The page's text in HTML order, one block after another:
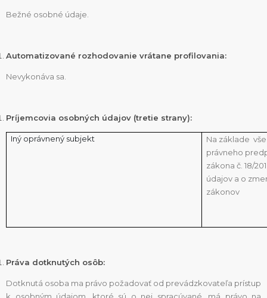
Bežné osobné údaje.
Automatizované rozhodovanie vrátane profilovania:
Nevykonáva sa.
Príjemcovia osobných údajov (tretie strany):
Iný oprávnený subjekt
Na základe
právneho
zákona č. 18/
údajov a o
zákonov
Práva dotknutých osôb:
Dotknutá osoba ma právo požadovať od prevádzkovateľa prístup